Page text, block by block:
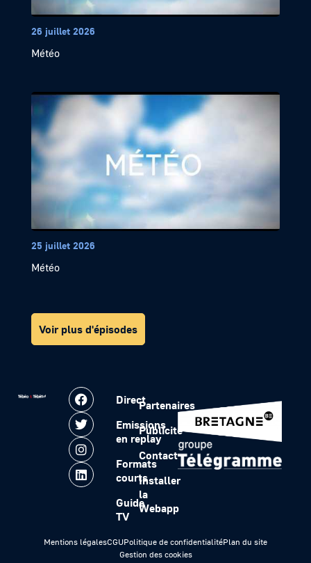
26 juillet 2026
Météo
25 juillet 2026
Météo
Voir plus d'épisodes
Direct
Emissions
en replay
Formats
courts
Guide
TV
Partenaires
Publicité
Contact
Installer
la
Webapp
Mentions légalesCGUPolitique de confidentialitéPlan du site
Gestion des cookies